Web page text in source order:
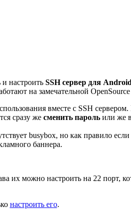
настроить SSH сервер для Android
на замечательной OpenSource
вместе с SSH
сразу же сменить парольили же
busybox, но как правило
баннера.
их можно настроить на 22 порт,
настроить его.